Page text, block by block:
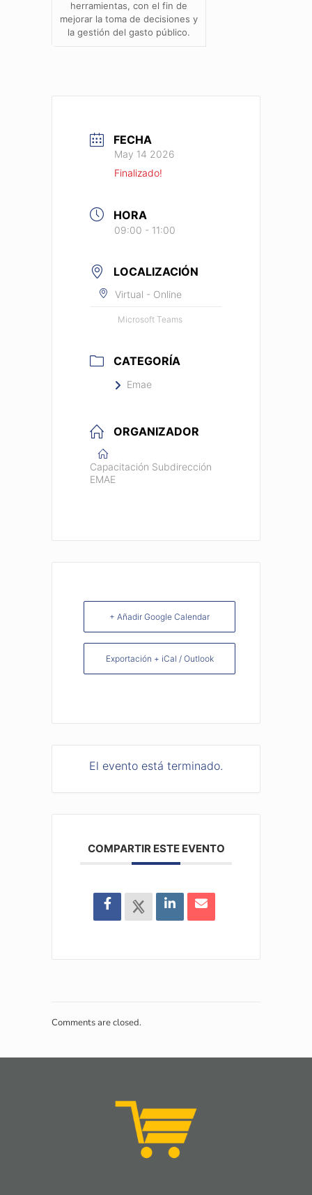
herramientas, con el fin de
mejorar la toma de decisiones y
la gestión del gasto público.
FECHA
May 14 2026
Finalizado!
HORA
09:00 - 11:00
LOCALIZACIÓN
Virtual - Online
Microsoft Teams
CATEGORÍA
Emae
ORGANIZADOR
Capacitación Subdirección
EMAE
+ Añadir Google Calendar
Exportación + iCal / Outlook
El evento está terminado.
COMPARTIR ESTE EVENTO
Comments are closed.